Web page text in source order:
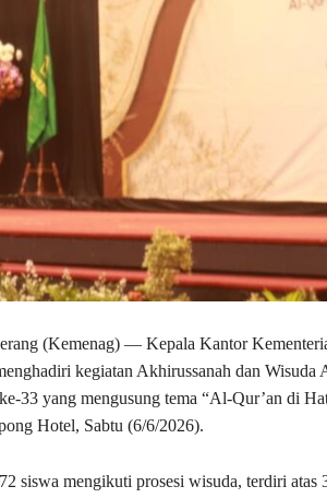
(Kemenag) — Kepala Kantor
kegiatan Akhirussanah dan
33 yang mengusung tema “Al-Qur’an di
Hotel, Sabtu (6/6/2026).
siswa mengikuti prosesi wisuda, terdiri